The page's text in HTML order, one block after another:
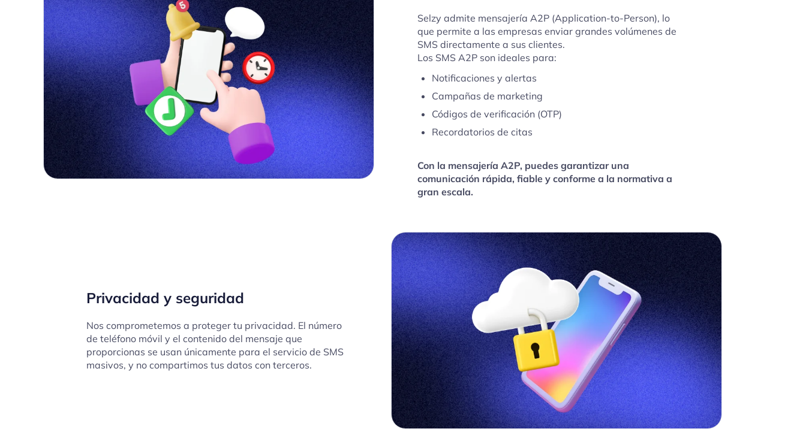
Selzy admite mensajería A2P (Application-to-Person), lo
que permite a las empresas enviar grandes volúmenes de
SMS directamente a sus clientes.
Los SMS A2P son ideales para:
Notificaciones y alertas
Campañas de marketing
Códigos de verificación (OTP)
Recordatorios de citas
Con la mensajería A2P, puedes garantizar una
comunicación rápida, fiable y conforme a la normativa a
gran escala.
Privacidad y seguridad
Nos comprometemos a proteger tu privacidad. El número
de teléfono móvil y el contenido del mensaje que
proporcionas se usan únicamente para el servicio de SMS
masivos, y no compartimos tus datos con terceros.